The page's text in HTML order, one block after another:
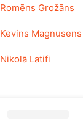
Romēns Grožāns
Kevins Magnusens
Nikolā Latifi